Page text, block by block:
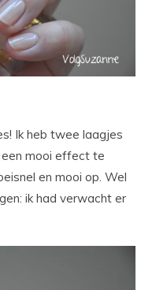
Ik heb twee laagjes
een mooi effect te
en mooi op. Wel
ik had verwacht er